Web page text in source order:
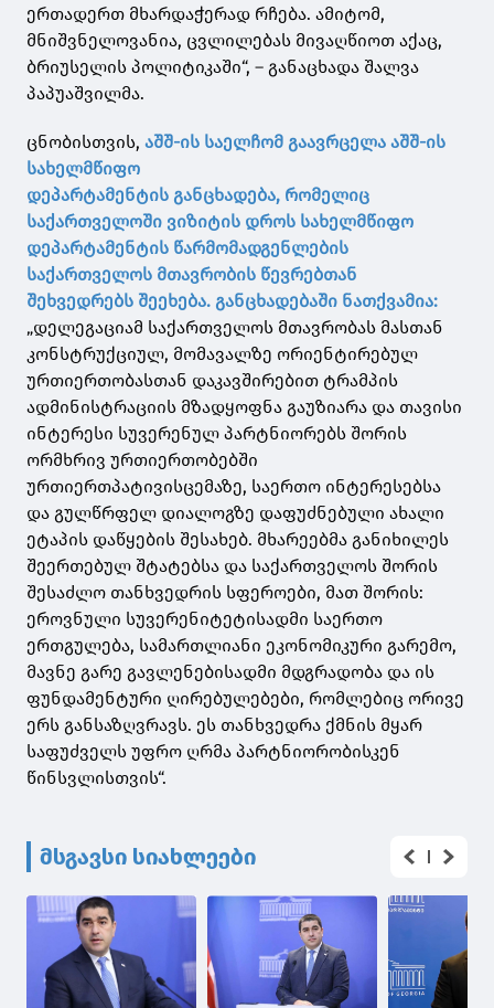
ერთადერთ მხარდაჭერად რჩება. ამიტომ,
მნიშვნელოვანია, ცვლილებას მივაღწიოთ აქაც,
ბრიუსელის პოლიტიკაში“, – განაცხადა შალვა
პაპუაშვილმა.
ცნობისთვის, აშშ-ის საელჩომ გაავრცელა აშშ-ის
სახელმწიფო
დეპარტამენტის განცხადება, რომელიც
საქართველოში ვიზიტის დროს სახელმწიფო
დეპარტამენტის წარმომადგენლების
საქართველოს მთავრობის წევრებთან
შეხვედრებს შეეხება. განცხადებაში ნათქვამია:
„დელეგაციამ საქართველოს მთავრობას მასთან
კონსტრუქციულ, მომავალზე ორიენტირებულ
ურთიერთობასთან დაკავშირებით ტრამპის
ადმინისტრაციის მზადყოფნა გაუზიარა და თავისი
ინტერესი სუვერენულ პარტნიორებს შორის
ორმხრივ ურთიერთობებში
ურთიერთპატივისცემაზე, საერთო ინტერესებსა
და გულწრფელ დიალოგზე დაფუძნებული ახალი
ეტაპის დაწყების შესახებ. მხარეებმა განიხილეს
შეერთებულ შტატებსა და საქართველოს შორის
შესაძლო თანხვედრის სფეროები, მათ შორის:
ეროვნული სუვერენიტეტისადმი საერთო
ერთგულება, სამართლიანი ეკონომიკური გარემო,
მავნე გარე გავლენებისადმი მდგრადობა და ის
ფუნდამენტური ღირებულებები, რომლებიც ორივე
ერს განსაზღვრავს. ეს თანხვედრა ქმნის მყარ
საფუძველს უფრო ღრმა პარტნიორობისკენ
წინსვლისთვის“.
მსგავსი სიახლეები